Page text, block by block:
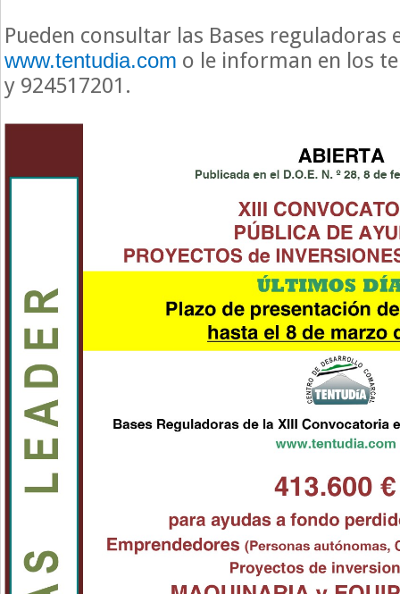
Pueden consultar las Bases reguladoras
www.tentudia.com o le informan en los
y 924517201.